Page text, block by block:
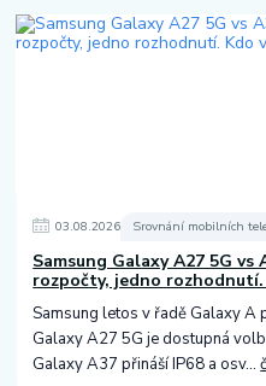
03.08.2026 Srovnání mobilních
Samsung Galaxy A27 5G
rozpočty, jedno rozhodnutí.
Samsung letos v řadě Galaxy A
Galaxy A27 5G je dostupná
Galaxy A37 přináší IP68 a osv...